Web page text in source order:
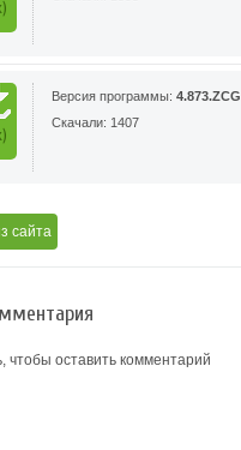
Версия программы: 4.873.ZCG
Скачали: 1407
сайта
чтобы оставить комментарий